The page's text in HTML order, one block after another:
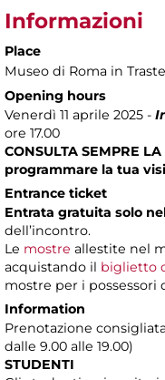
Informazioni
Place
Museo di Roma in
Opening hours
Venerdì 11 aprile 2025 -
ore 17.00
CONSULTA SEMPRE
programmare la tua
Entrance ticket
Entrata gratuita solo
dell’incontro.
Le mostre allestite nel
acquistando il biglietto
mostre per i possessori
Information
Prenotazione
dalle 9.00 alle 19.00)
STUDENTI